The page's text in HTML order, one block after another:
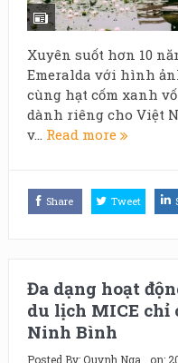
Xuyên suốt hơn 10
Emeralda với hình
cùng hạt cốm xanh
dành riêng cho Việt
v... Read more
Share Tweet
Đa dạng hoạt
du lịch MICE chỉ
Ninh Bình
Posted By:Quynh Nga on: